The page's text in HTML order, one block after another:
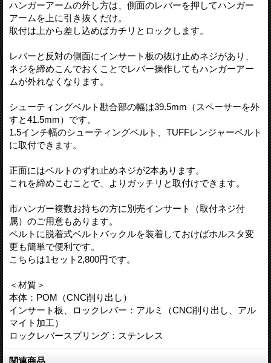
ハンガーアームの外し方は、側面のレバーを押してハンガー
アームを上に引き抜くだけ。
取付は上から差し込めばカチリとロックします。
レバーと反対の側面にインサート板の抜け止めネジがあり、
ネジを締めこんでおくことでレバー操作してもハンガーアー
ムが外れなくなります。
シューティングベルト勘合部の幅は39.5mm（スペーサーを外
すと41.5mm）です。
1.5インチ幅のシューティングベルト、TUFFレンジャーベルト
に取付できます。
正面にはベルトのずれ止めネジが2本あります。
これを締めこむことで、よりガッチリと取付けできます。
市ハンガー複数お持ちの方に別売インサート（取付ネジ付
属）のご用意もあります。
ベルトに脱着式ベルトバックルを装着しておけばホルスタ変
更も簡単で便利です。
こちらは1セット2,800円です。
＜材質＞
本体：POM（CNC削り出し）
インサート板、ロックレバー：アルミ（CNC削り出し、アル
マイト加工）
ロックレバースプリング：ステンレス
関連商品